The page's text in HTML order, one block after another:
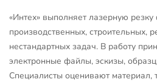
«Интех» выполняет лазерную
производственных, строительных,
нестандартных задач. В работу
электронные файлы, эскизы,
Специалисты оценивают материал,